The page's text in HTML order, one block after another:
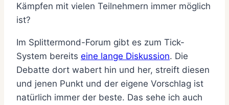
Kämpfen mit vielen Teilnehmern immer möglich
ist?
Im Splittermond-Forum gibt es zum Tick-
System bereits eine lange Diskussion. Die
Debatte dort wabert hin und her, streift diesen
und jenen Punkt und der eigene Vorschlag ist
natürlich immer der beste. Das sehe ich auch